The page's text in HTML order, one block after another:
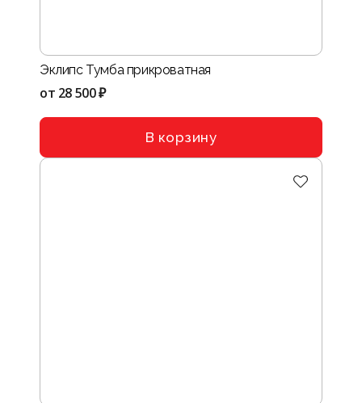
Эклипс Тумба прикроватная
от 28 500 ₽
В корзину